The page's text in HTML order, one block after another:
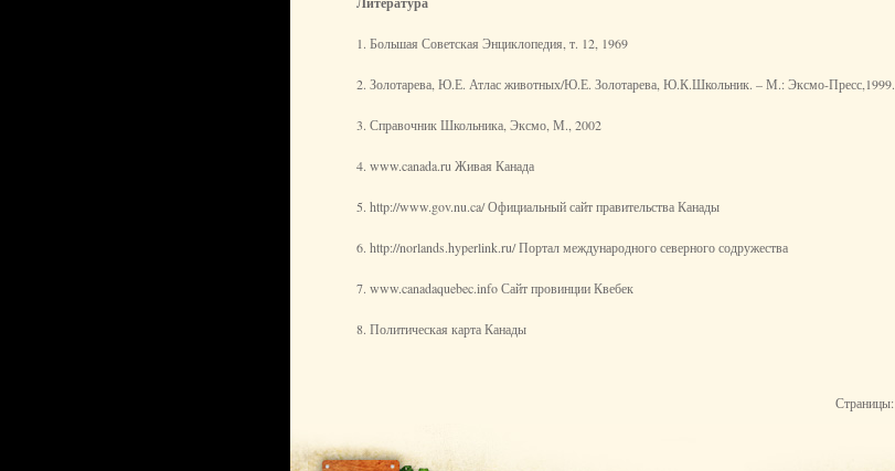
1. Большая Советская Энциклопедия, т. 12, 1969
2. Золотарева, Ю.Е. Атлас животных/Ю.Е. Золотарева, Ю.К.Школьник. – М.: Эксмо-Пресс,1999.
3. Справочник Школьника, Эксмо, М., 2002
4. www.canada.ru Живая Канада
5. http://www.gov.nu.ca/ Официальный сайт правительства Канады
6. http://norlands.hyperlink.ru/ Портал международного северного содружества
7. www.canadaquebec.info Сайт провинции Квебек
8. Политическая карта Канады
Страницы: